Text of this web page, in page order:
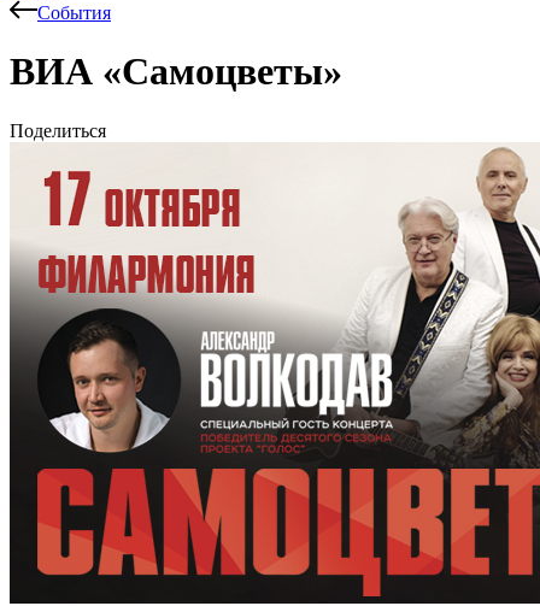
События
ВИА «Самоцветы»
Поделиться